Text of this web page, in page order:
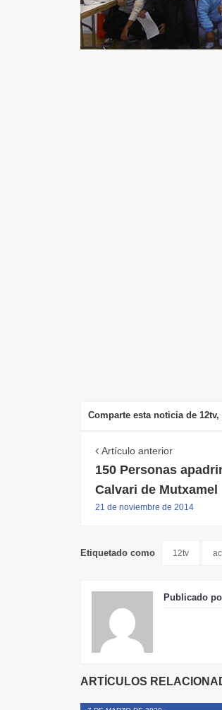
Comparte esta noticia de
Artículo anterior
150 Personas
Calvari de Mutxamel
21 de noviembre de 2014
Etiquetado como 12tv
Publicado
ARTÍCULOS